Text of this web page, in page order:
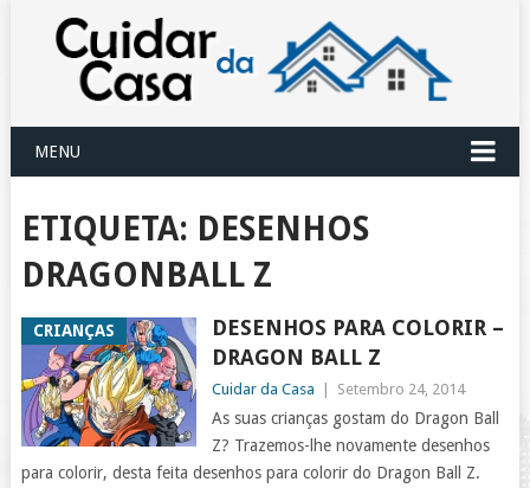
MENU
ETIQUETA: DESENHOS
DRAGONBALL Z
CRIANÇAS
DESENHOS PARA COLORIR –
DRAGON BALL Z
Cuidar da Casa Setembro 24, 2014
As suas crianças gostam do Dragon Ball
Z? Trazemos-lhe novamente desenhos
para colorir, desta feita desenhos para colorir do Dragon Ball Z.